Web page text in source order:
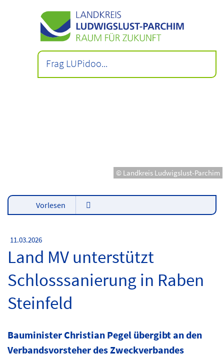
© Landkreis Ludwigslust-Parchim
Vorlesen
11.03.2026
Land MV unterstützt
Schlosssanierung in Raben
Steinfeld
Bauminister Christian Pegel übergibt an den
Verbandsvorsteher des Zweckverbandes